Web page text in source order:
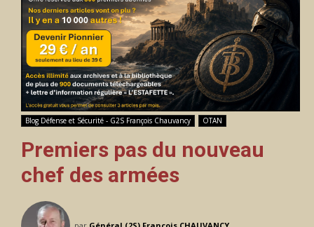
Blog Défense et Sécurité - G2S François Chauvancy OTAN
Premiers pas du nouveau
chef des armées